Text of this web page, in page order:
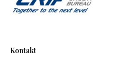
Kontakt